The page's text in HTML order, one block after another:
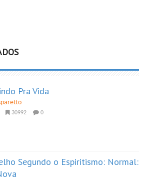
Pra Vida
30992 0
Segundo o Espiritismo: Normal: